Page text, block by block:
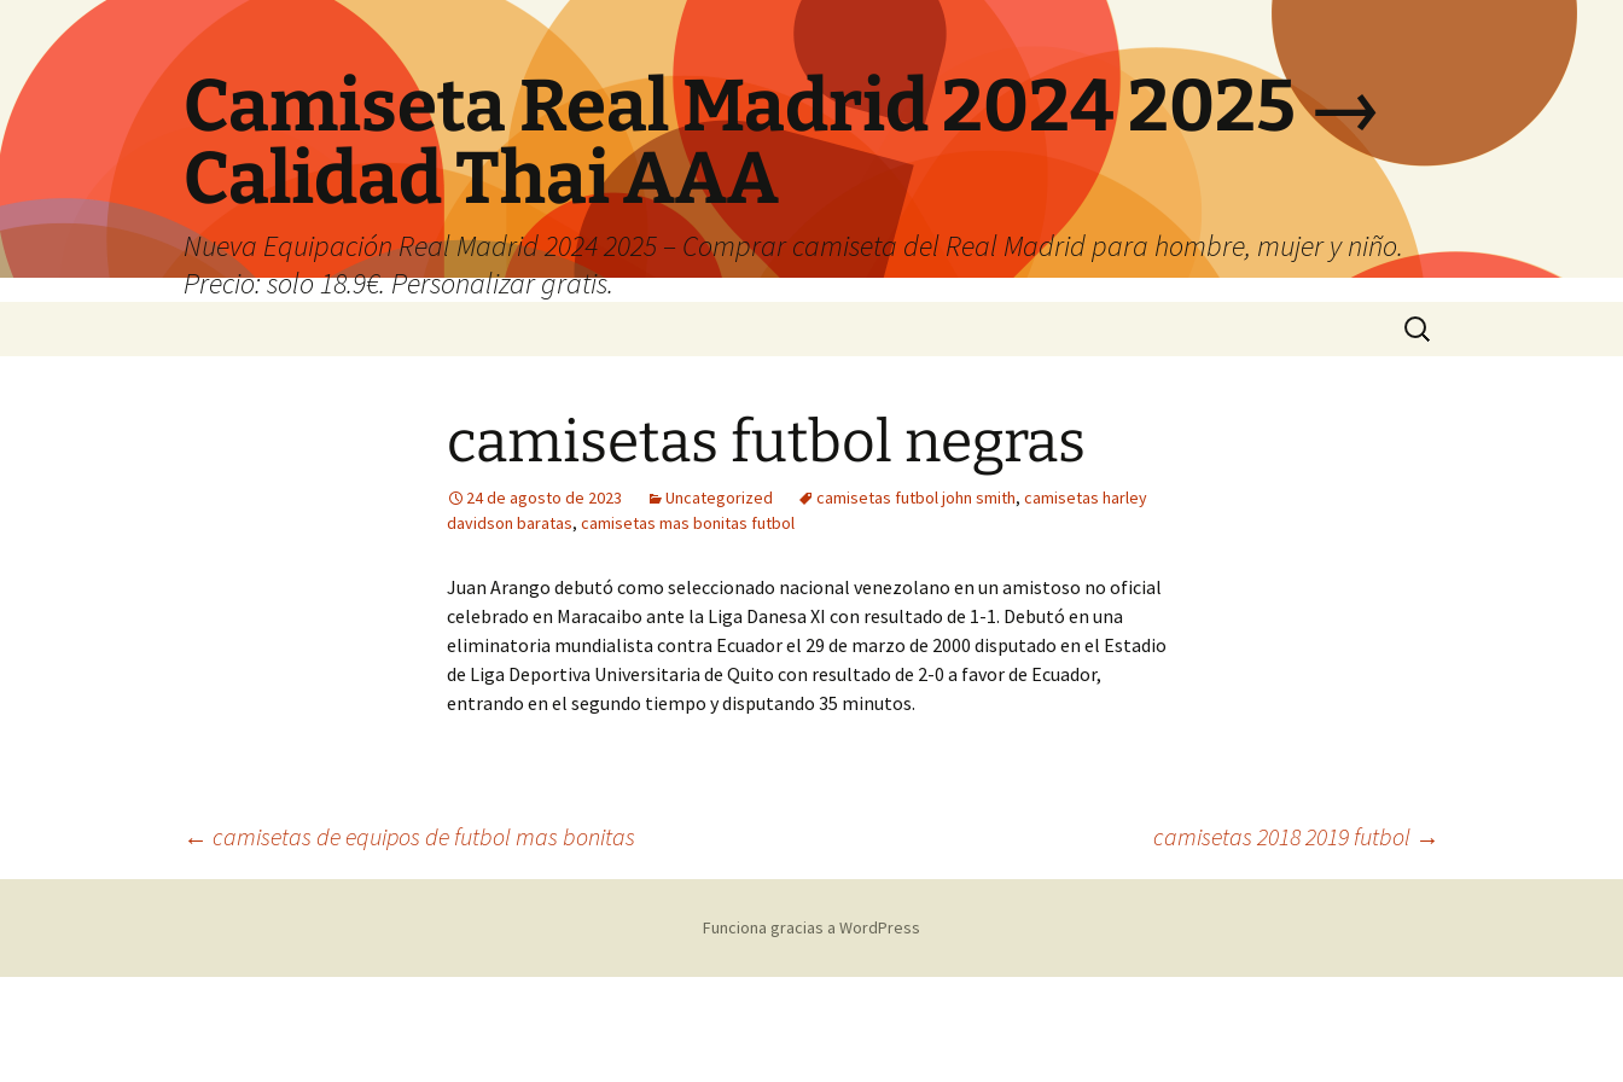
Camiseta Real Madrid 2024 2025 →
Calidad Thai AAA
Nueva Equipación Real Madrid 2024 2025 – Comprar camiseta del Real Madrid para hombre, mujer y niño.
Precio: solo 18.9€. Personalizar gratis.
Buscar:
camisetas futbol negras
24 de agosto de 2023 Uncategorized camisetas futbol john smith, camisetas harley
davidson baratas, camisetas mas bonitas futbol
Juan Arango debutó como seleccionado nacional venezolano en un amistoso no oficial
celebrado en Maracaibo ante la Liga Danesa XI con resultado de 1-1. Debutó en una
eliminatoria mundialista contra Ecuador el 29 de marzo de 2000 disputado en el Estadio
de Liga Deportiva Universitaria de Quito con resultado de 2-0 a favor de Ecuador,
entrando en el segundo tiempo y disputando 35 minutos.
Navegación
← camisetas de equipos de futbol mas bonitas camisetas 2018 2019 futbol →
Funciona gracias a WordPress